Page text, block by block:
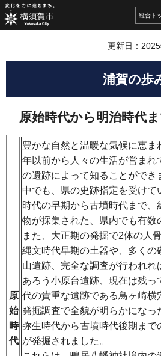
総合 ト
更新日：
浦賀の歩
原始時代から明治時代
原
始
時
代
豊かな自然と温暖な気候に恵
年以前から人々の生活が営まれ
の遺跡によって知ることができ
中でも、県の史跡指定を受けて
時代の早期から古墳時代まで、
物が採集された、県内でも有数
また、大正期の発掘で2体の人
縄文時代早期の土器や、多くの
山遺跡、完全な調査が行われれ
あろう小原台遺跡、現在は残っ
代の貴重な遺跡である鳥ヶ崎横
発掘調査で全貌が明らかになっ
弥生時代から古墳時代後期まで
が発掘されました。